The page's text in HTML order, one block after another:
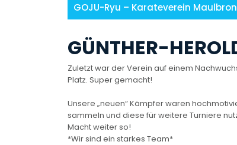
GOJU-Ryu – Karateverein
GÜNTHER-
Zuletzt war der Verein auf einem
Platz. Super gemacht!
Unsere „neuen“ Kämpfer waren
sammeln und diese für weitere Turniere
Macht weiter so!
*Wir sind ein starkes Team*